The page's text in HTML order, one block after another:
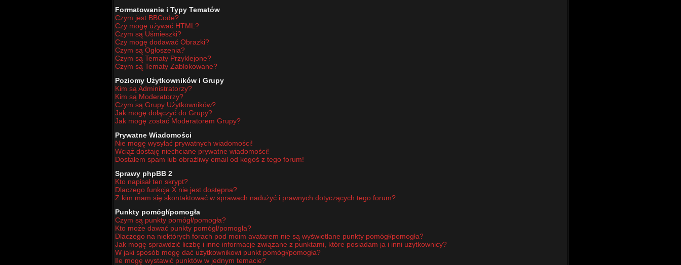
Formatowanie i Typy Tematów
Czym jest BBCode?
Czy mogę używać HTML?
Czym są Uśmieszki?
Czy mogę dodawać Obrazki?
Czym są Ogłoszenia?
Czym są Tematy Przyklejone?
Czym są Tematy Zablokowane?
Poziomy Użytkowników i Grupy
Kim są Administratorzy?
Kim są Moderatorzy?
Czym są Grupy Użytkowników?
Jak mogę dołączyć do Grupy?
Jak mogę zostać Moderatorem Grupy?
Prywatne Wiadomości
Nie mogę wysyłać prywatnych wiadomości!
Wciąż dostaję niechciane prywatne wiadomości!
Dostałem spam lub obraźliwy email od kogoś z tego forum!
Sprawy phpBB 2
Kto napisał ten skrypt?
Dlaczego funkcja X nie jest dostępna?
Z kim mam się skontaktować w sprawach nadużyć i prawnych dotyczących tego forum?
Punkty pomógł/pomogła
Czym są punkty pomógł/pomogła?
Kto może dawać punkty pomógł/pomogła?
Dlaczego na niektórych forach pod moim avatarem nie są wyświetlane punkty pomógł/pomogła?
Jak mogę sprawdzić liczbę i inne informacje związane z punktami, które posiadam ja i inni użytkownicy?
W jaki sposób mogę dać użytkownikowi punkt pomógł/pomogła?
Ile mogę wystawić punktów w jednym temacie?